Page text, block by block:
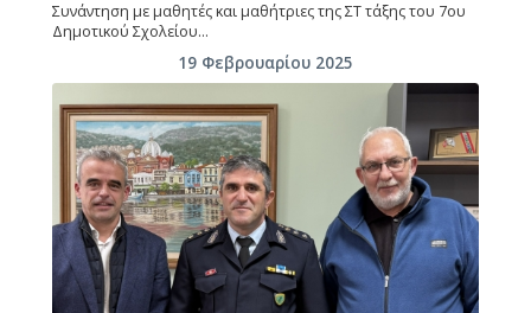
Συνάντηση με μαθητές και μαθήτριες της ΣΤ τάξης του 7ου
Δημοτικού Σχολείου…
19 Φεβρουαρίου 2025